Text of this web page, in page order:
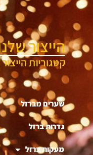
הייצור
קטגוריות
שערים מברזל
גדרות ברזל
מעקות ברזל